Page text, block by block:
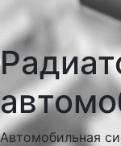
Автомобильная